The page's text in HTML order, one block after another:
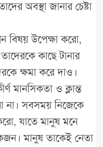
অবস্থা জানার চেষ্টা
বিষয় উপেক্ষা করো,
কাছে টানার
ক্ষমা করে দাও।
মানসিকতা ও ক্লান্ত
না। সবসময় নিজেকে
যাতে মানুষ মনে
মানুষ তাকেই নেতা